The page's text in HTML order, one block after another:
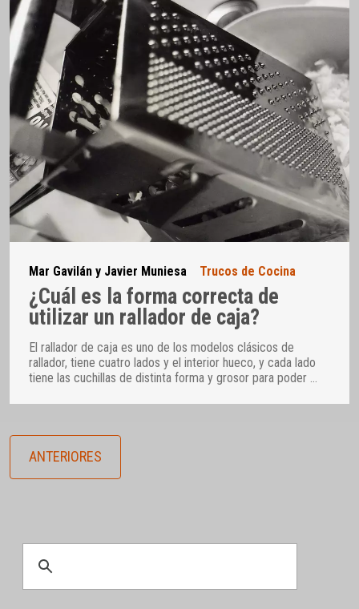
Mar Gavilán y Javier Muniesa Trucos de Cocina
¿Cuál es la forma correcta de
utilizar un rallador de caja?
El rallador de caja es uno de los modelos clásicos de
rallador, tiene cuatro lados y el interior hueco, y cada lado
tiene las cuchillas de distinta forma y grosor para poder
ANTERIORES